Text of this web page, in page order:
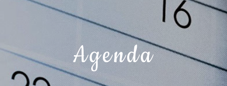
Agenda